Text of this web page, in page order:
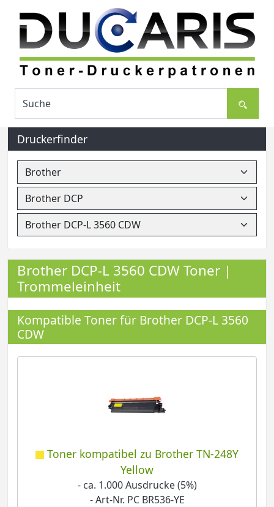
Druckerfinder
Brother DCP-L 3560 CDW Toner |
Trommeleinheit
Kompatible Toner für Brother DCP-L 3560
CDW
Toner kompatibel zu Brother TN-248Y
Yellow
- ca. 1.000 Ausdrucke (5%)
- Art-Nr. PC BR536-YE